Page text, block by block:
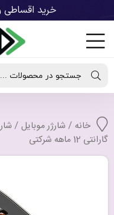
جستجو در محصولات ...
خانه / شارژر موبایل
گارانتی 12 ماهه شرکتی